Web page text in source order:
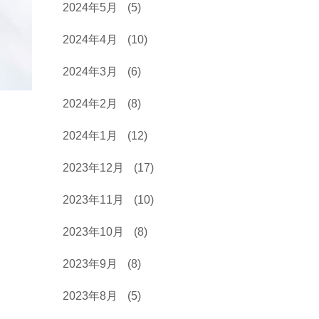
2024年5月 (5)
2024年4月 (10)
2024年3月 (6)
2024年2月 (8)
2024年1月 (12)
2023年12月 (17)
2023年11月 (10)
2023年10月 (8)
2023年9月 (8)
2023年8月 (5)